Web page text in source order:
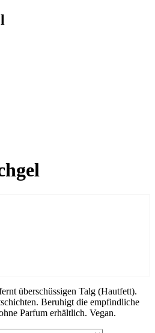
überschüssigen Talg (Hautfett).
Beruhigt die empfindliche
Parfum erhältlich. Vegan.